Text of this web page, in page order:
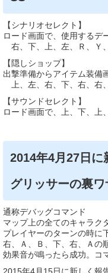
【シナリオセレクト】
ロード画面で、使用するデ
右、下、上、左、Ｒ、Ｙ
【隠しショップ】
出撃準備からアイテム装備
上、左、右、下、右、右
【サウンドセレクト】
ロード画面で、上、下、上
2014年4月27日に
グリッサーの裏
通称デバッグコマンド
マップ上の全てのキャラク
プレイヤーのターンの時に
右、Ａ、Ｂ、下、右、Ａの
効果音が鳴ったら成功。コ